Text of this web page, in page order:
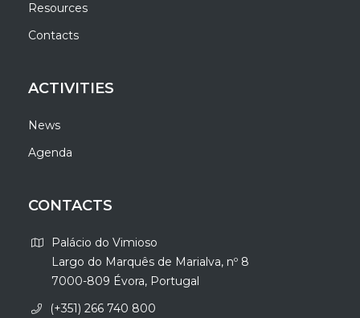
Resources
Contacts
ACTIVITIES
News
Agenda
CONTACTS
Palácio do Vimioso
Largo do Marquês de Marialva, nº 8
7000-809 Évora, Portugal
(+351) 266 740 800